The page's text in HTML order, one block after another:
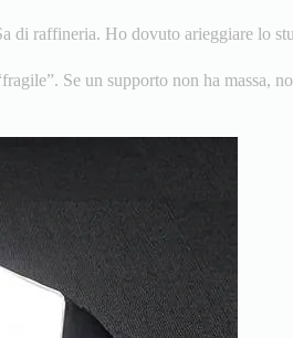
di raffineria. Ho dovuto arieggiare lo
Se un supporto non ha massa,